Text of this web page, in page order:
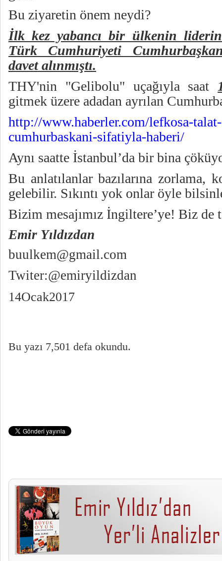
Bu ziyaretin önem neydi?
İlk kez yabancı bir ülkenin
Türk Cumhuriyeti
davet alınmıştı.
THY'nin "Gelibolu" uçağıyla saat
gitmek üzere adadan ayrılan
http://www.haberler.com/lefkosa-
cumhurbaskani-sifatiyla-haberi/
Aynı saatte İstanbul’da bir bina
Bu anlatılanlar bazılarına zorlama,
gelebilir. Sıkıntı yok onlar öyle
Bizim mesajımız İngiltere’ye! Biz
Emir Yıldızdan
buulkem@gmail.com
Twiter:@emiryildizdan
14Ocak2017
Bu yazı 7,501 defa okundu.